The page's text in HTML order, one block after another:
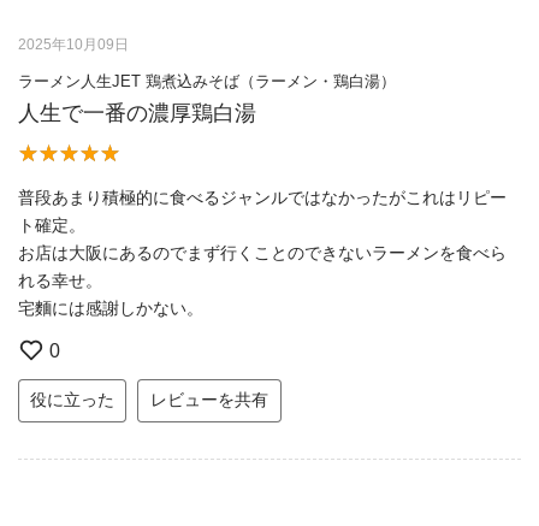
2025年10月09日
ラーメン人生JET 鶏煮込みそば（ラーメン・鶏白湯）
人生で一番の濃厚鶏白湯
普段あまり積極的に食べるジャンルではなかったがこれはリピー
ト確定。
お店は大阪にあるのでまず行くことのできないラーメンを食べら
れる幸せ。
宅麵には感謝しかない。
0
役に立った レビューを共有